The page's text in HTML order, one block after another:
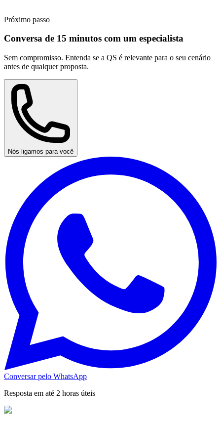
Próximo passo
Conversa de 15 minutos com um especialista
Sem compromisso. Entenda se a QS é relevante para o seu cenário
antes de qualquer proposta.
Nós ligamos para você
Conversar pelo WhatsApp
Resposta em até 2 horas úteis